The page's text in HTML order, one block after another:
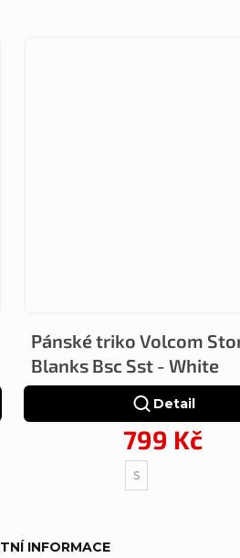
Pánské triko Volcom
Blanks Bsc Sst - White
799 Kč
Detail
S
INFORMACE